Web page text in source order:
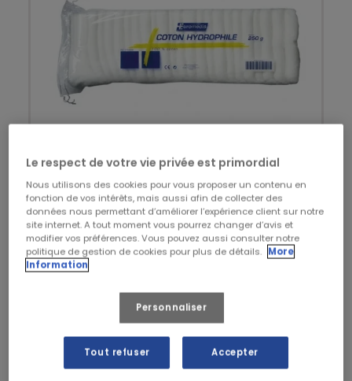
Le respect de votre vie privée est primordial
Nous utilisons des cookies pour vous proposer un contenu en
fonction de vos intérêts, mais aussi afin de collecter des
données nous permettant d’améliorer l’expérience client sur notre
site internet. A tout moment vous pourrez changer d’avis et
modifier vos préférences. Vous pouvez aussi consulter notre
politique de gestion de cookies pour plus de détails. More
Information
Personnaliser
Tout refuser Accepter